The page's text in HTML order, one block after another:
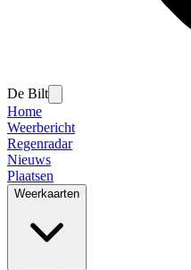
De Bilt
Home
Weerbericht
Regenradar
Nieuws
Plaatsen
Weerkaarten